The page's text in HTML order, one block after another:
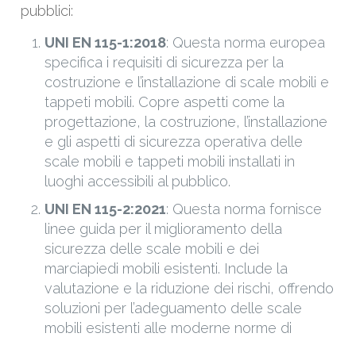
pubblici:
UNI EN 115-1:2018: Questa norma europea
specifica i requisiti di sicurezza per la
costruzione e l’installazione di scale mobili e
tappeti mobili. Copre aspetti come la
progettazione, la costruzione, l’installazione
e gli aspetti di sicurezza operativa delle
scale mobili e tappeti mobili installati in
luoghi accessibili al pubblico.
UNI EN 115-2:2021: Questa norma fornisce
linee guida per il miglioramento della
sicurezza delle scale mobili e dei
marciapiedi mobili esistenti. Include la
valutazione e la riduzione dei rischi, offrendo
soluzioni per l’adeguamento delle scale
mobili esistenti alle moderne norme di